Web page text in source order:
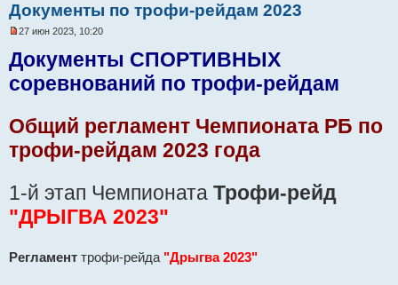
Документы по трофи-рейдам 2023
е
п
р
о
т
а
н
н
о
о
б
н
27 июн 2023, 10:20
Документы СПОРТИВНЫХ
соревнований по трофи-рейдам
Общий регламент Чемпионата РБ по
трофи-рейдам 2023 года
1-й этап Чемпионата Трофи-рейд
"ДРЫГВА 2023"
Регламент трофи-рейда "Дрыгва 2023"